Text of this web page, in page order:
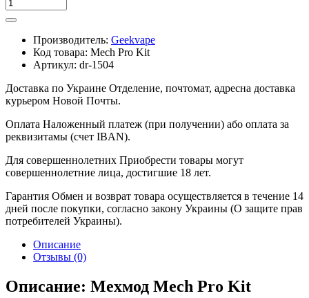
Производитель: Geekvape
Код товара: Mech Pro Kit
Артикул: dr-1504
Доставка по Украине Отделение, почтомат, адресна доставка
курьером Новой Почты.
Оплата Наложенный платеж (при получении) або оплата за
реквизитамы (счет IBAN).
Для совершеннолетних Приобрести товары могут
совершеннолетние лица, достигшие 18 лет.
Гарантия Обмен и возврат товара осуществляется в течение 14
дней после покупки, согласно закону Украины (О защите прав
потребителей Украины).
Описание
Отзывы (0)
Описание: Мехмод Mech Pro Kit